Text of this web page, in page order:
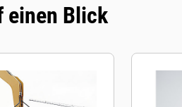
einen Blick